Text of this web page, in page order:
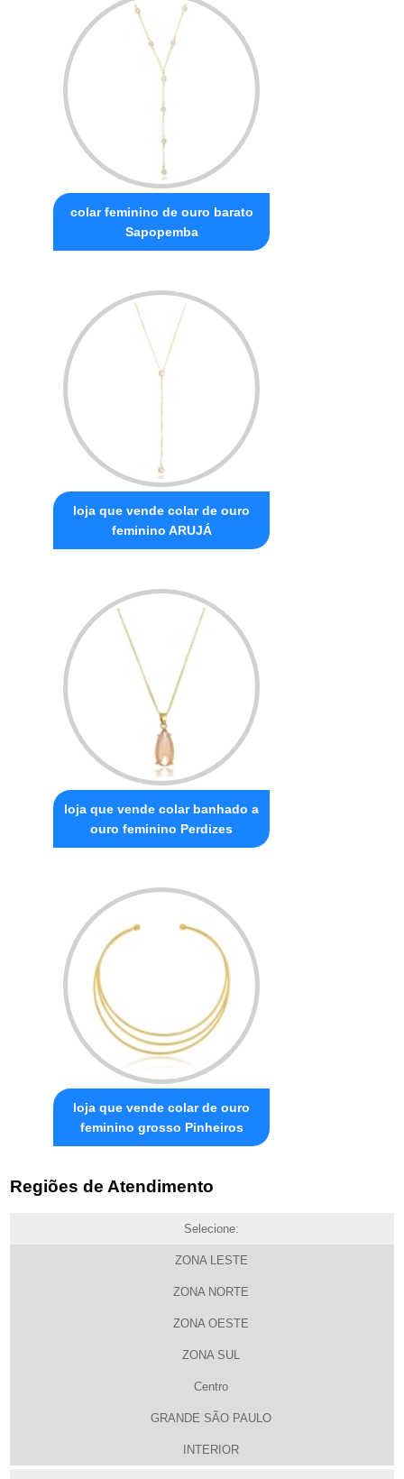
colar feminino de ouro barato
Sapopemba
loja que vende colar de ouro
feminino ARUJÁ
loja que vende colar banhado a
ouro feminino Perdizes
loja que vende colar de ouro
feminino grosso Pinheiros
Regiões de Atendimento
Selecione:
ZONA LESTE
ZONA NORTE
ZONA OESTE
ZONA SUL
Centro
GRANDE SÃO PAULO
INTERIOR